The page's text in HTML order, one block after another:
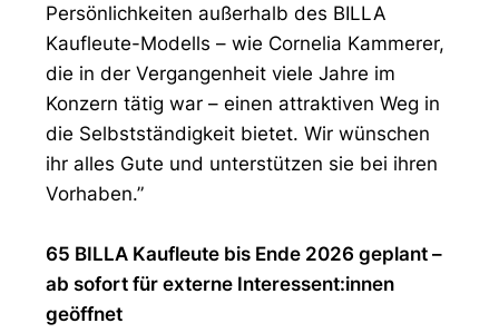
Persönlichkeiten außerhalb des BILLA
Kaufleute-Modells – wie Cornelia Kammerer,
die in der Vergangenheit viele Jahre im
Konzern tätig war – einen attraktiven Weg in
die Selbstständigkeit bietet. Wir wünschen
ihr alles Gute und unterstützen sie bei ihren
Vorhaben.”
65 BILLA Kaufleute bis Ende 2026 geplant –
ab sofort für externe Interessent:innen
geöffnet